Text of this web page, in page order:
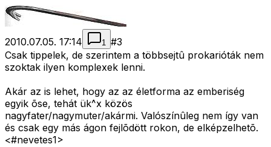
2010.07.05. 17:14 1 #3
Csak tippelek, de szerintem a többsejtû prokarióták nem
szoktak ilyen komplexek lenni.
Akár az is lehet, hogy az az életforma az emberiség
egyik õse, tehát ük^x közös
nagyfater/nagymuter/akármi. Valószínûleg nem így van
és csak egy más ágon fejlõdött rokon, de elképzelhetõ.
<#nevetes1>